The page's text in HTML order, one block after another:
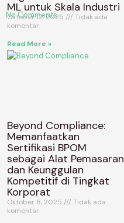
No Comments
ML untuk Skala Industri
Oktober 12, 2025
Tidak ada
komentar
Read More »
Beyond Compliance:
Memanfaatkan
Sertifikasi BPOM
sebagai Alat Pemasaran
dan Keunggulan
Kompetitif di Tingkat
Korporat
Oktober 8, 2025
Tidak ada
komentar